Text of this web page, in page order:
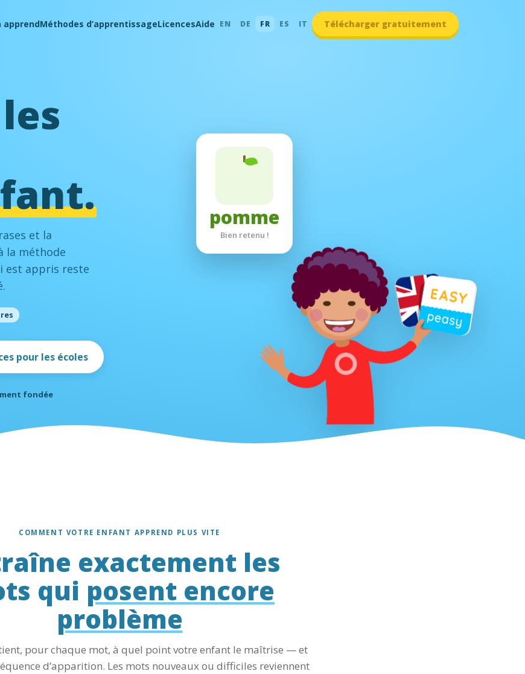
apprendMéthodes d’apprentissageLicencesAide EN DE FR ES IT Télécharger gratuitement
et la
la méthode
est appris reste
pour les écoles
fondée
Toucher pour retourner
pomme
Bien retenu !
COMMENT VOTRE ENFANT APPREND PLUS VITE
exactement les
qui posent encore
problème
pour chaque mot, à quel point votre enfant le maîtrise — et
d’apparition. Les mots nouveaux ou difficiles reviennent